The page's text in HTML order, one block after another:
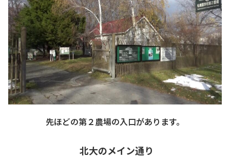
先ほどの第２農場の入口があります。
北大のメイン通り